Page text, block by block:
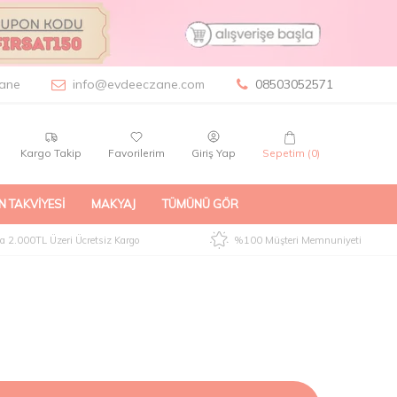
info@evdeeczane.com 08503052571
Kargo Takip Favorilerim Giriş Yap Sepetim (0)
TAKVIYESI MAKYAJ TÜMÜNÜ GÖR
2.000TL Üzeri Ücretsiz Kargo %100 Müşteri Memnuniyeti